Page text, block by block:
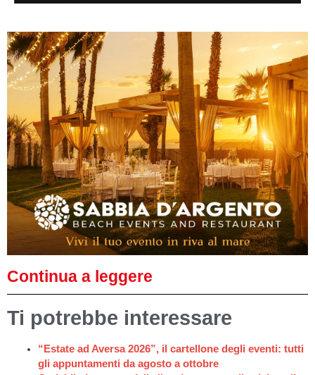
Continua a leggere
Ti potrebbe interessare
“Estate ad Aversa 2026”, il cartellone degli eventi: tutti
gli appuntamenti da agosto a ottobre